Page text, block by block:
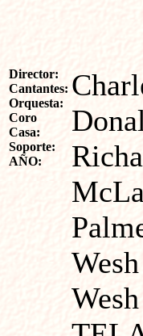
Director:
Cantantes:
Orquesta:
Coro
Casa:
Soporte:
AÑO: